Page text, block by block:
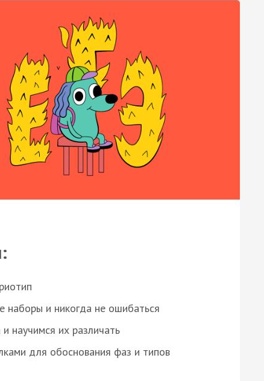
наборы и никогда не ошибаться
научимся их различать
для обоснования фаз и типов